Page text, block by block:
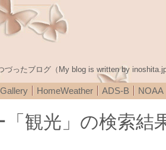
づったブログ（My blog is written by
HomeWeather ADS-B NOAA
「観光」の検索結